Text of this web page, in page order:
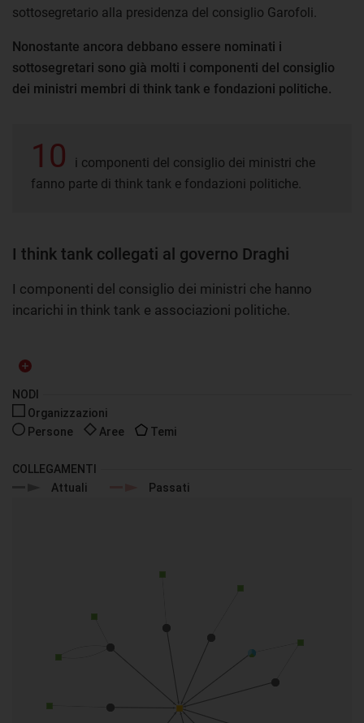
sottosegretario alla presidenza del consiglio Garofoli.
Nonostante ancora debbano essere nominati i
sottosegretari sono già molti i componenti del consiglio
dei ministri membri di think tank e fondazioni politiche.
10
i componenti del consiglio dei ministri che
fanno parte di think tank e fondazioni politiche.
I think tank collegati al governo Draghi
I componenti del consiglio dei ministri che hanno
incarichi in think tank e associazioni politiche.